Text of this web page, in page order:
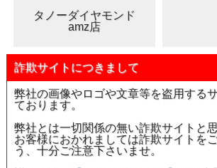
タノーダイヤモンド
amz店
詐欺サイトにつきまして
弊社の画像やロゴや文章等を盗用する
ております。
弊社とは一切関係の無い詐欺サイトと
お客様におかれましては詐欺サイトを
う、十分ご注意下さいませ。